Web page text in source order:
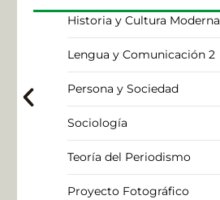
Historia y Cultura Moderna
Lengua y Comunicación 2
Persona y Sociedad
Sociología
Teoría del Periodismo
Proyecto Fotográfico